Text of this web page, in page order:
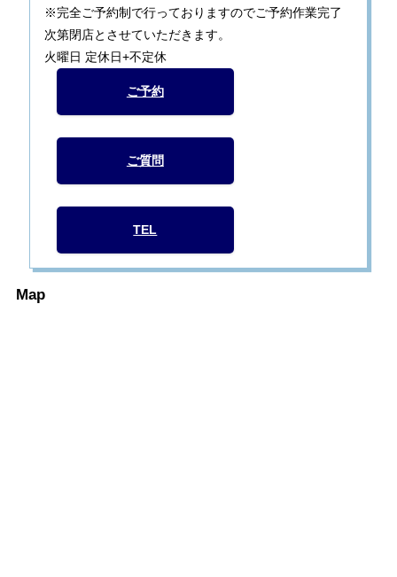
※完全ご予約制で行っておりますのでご予約作業完了
次第閉店とさせていただきます。
火曜日 定休日+不定休
ご予約
ご質問
TEL
Map